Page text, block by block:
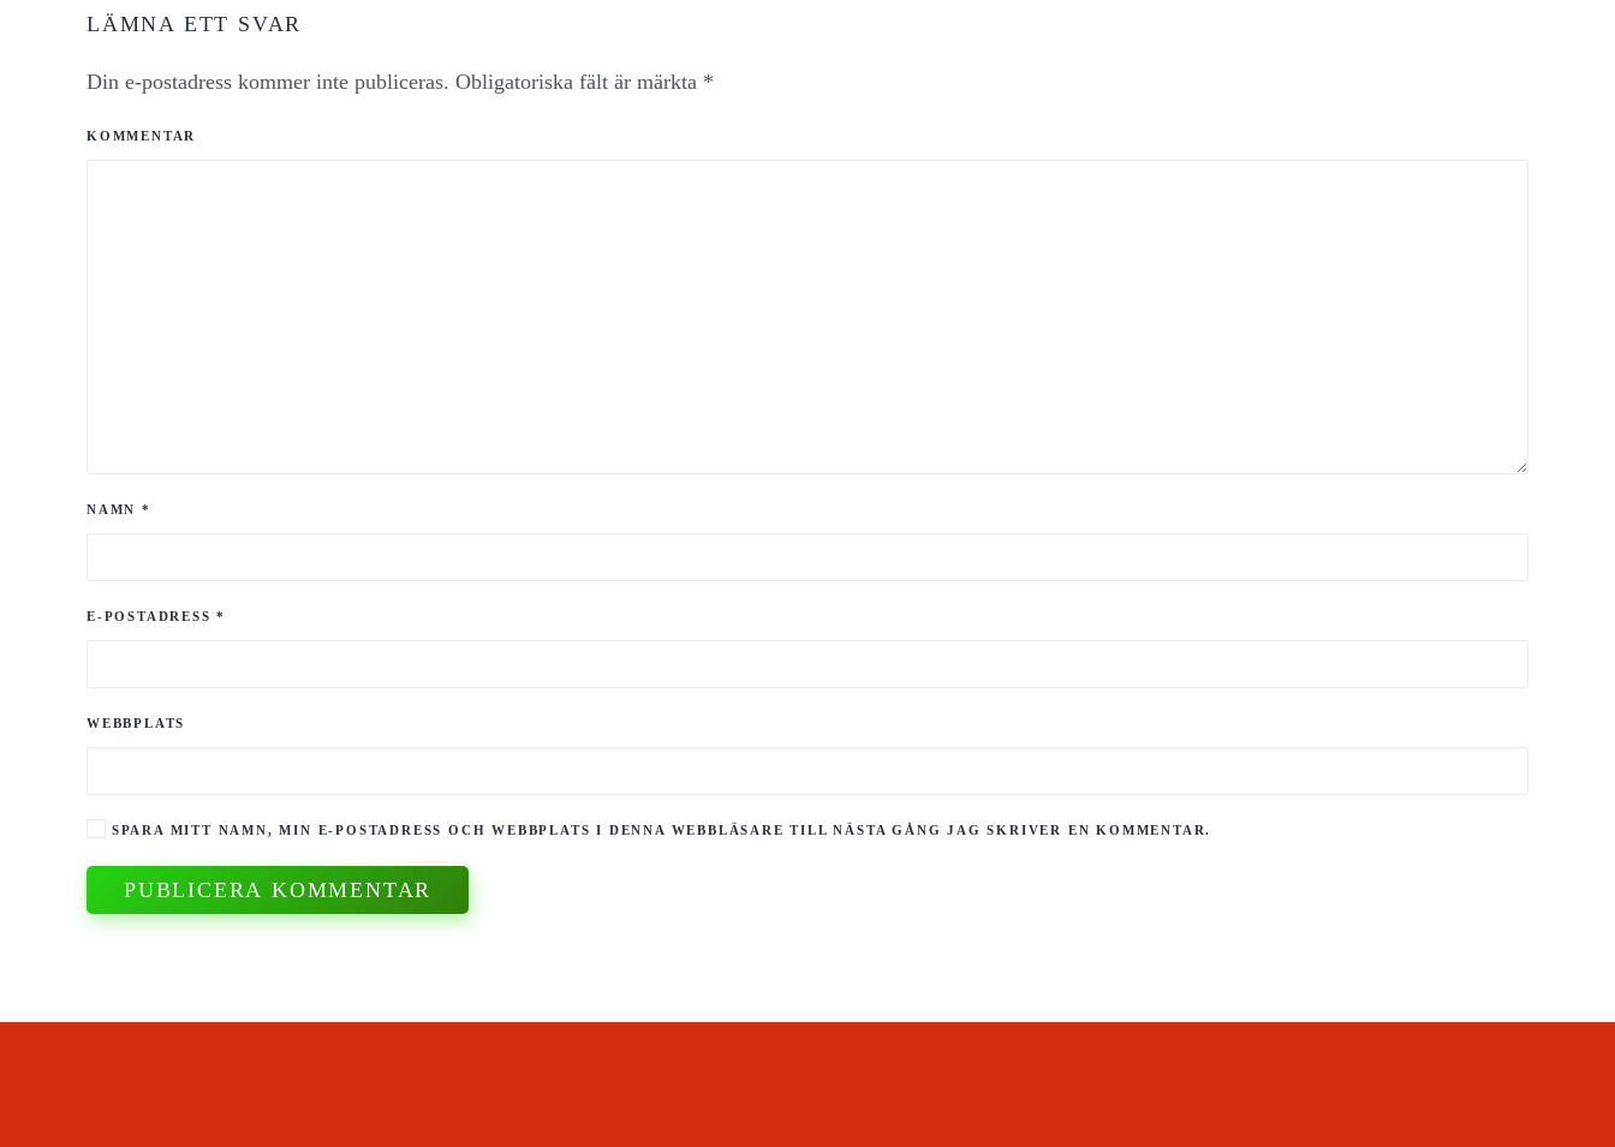
LÄMNA ETT SVAR
Din e-postadress kommer inte publiceras. Obligatoriska fält är märkta *
KOMMENTAR
NAMN *
E-POSTADRESS*
WEBBPLATS
SPARA MITT NAMN, MIN E-POSTADRESS OCH WEBBPLATS I DENNA WEBBLÄSARE TILL NÄSTA GÅNG JAG SKRIVER EN KOMMENTAR.
PUBLICERA KOMMENTAR